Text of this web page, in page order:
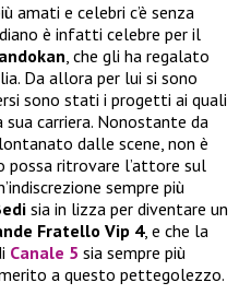
amati e celebri c’è senza
è infatti celebre per il
, che gli ha regalato
Da allora per lui si sono
sono stati i progetti ai quali
carriera. Nonostante da
dalle scene, non è
possa ritrovare l’attore sul
sempre più
sia in lizza per diventare un
Fratello Vip 4, e che la
Canale 5 sia sempre più
a questo pettegolezzo.